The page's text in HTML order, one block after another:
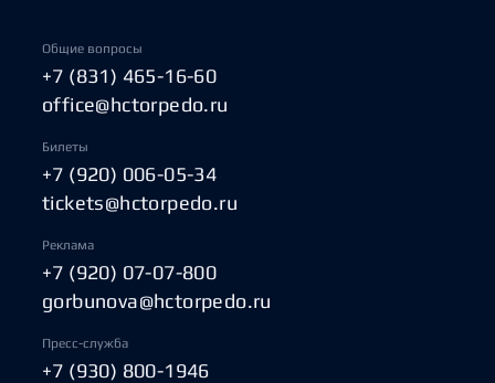
Общие вопросы
+7 (831) 465-16-60
office@hctorpedo.ru
Билеты
+7 (920) 006-05-34
tickets@hctorpedo.ru
Реклама
+7 (920) 07-07-800
gorbunova@hctorpedo.ru
Пресс-служба
+7 (930) 800-1946